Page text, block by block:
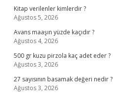
Kitap verilenler kimlerdir ?
Ağustos 5, 2026
Avans maaşın yüzde kaçıdır ?
Ağustos 4, 2026
500 gr kuzu pirzola kaç adet eder ?
Ağustos 3, 2026
27 sayısının basamak değeri nedir ?
Ağustos 3, 2026